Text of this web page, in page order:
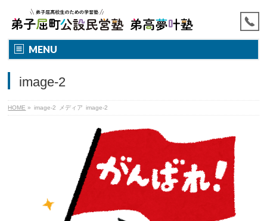
MENU
image-2
HOME » image-2 メディア image-2